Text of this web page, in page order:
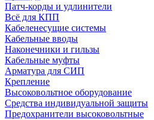
Патч-корды и удлинители
Всё для КПП
Кабеленесущие системы
Кабельные вводы
Наконечники и гильзы
Кабельные муфты
Арматура для СИП
Крепление
Высоковольтное оборудование
Средства индивидуальной защиты
Предохранители высоковольтные